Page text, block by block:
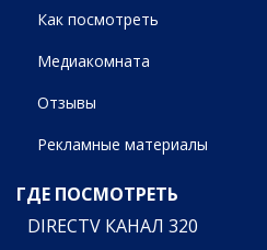
Как посмотреть
Медиакомната
Отзывы
Рекламные материалы
ГДЕ ПОСМОТРЕТЬ
DIRECTV КАНАЛ 320